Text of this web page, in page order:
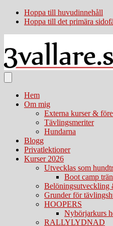
Hoppa till huvudinnehåll
Hoppa till det primära
Hem
Om mig
Externa kurser &
Tävlingsmeriter
Hundarna
Blogg
Privatlektioner
Kurser 2026
Utvecklas som
Boot camp
Belöningsutveckling
Grunder för
HOOPERS
Nybörjarkurs
RALLYLYDNAD